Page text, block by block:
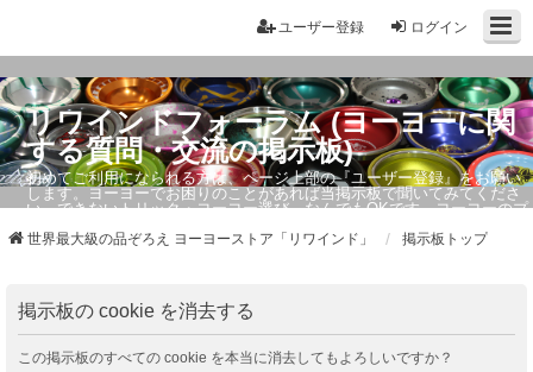
ログイン
ユーザー登録
リワインドフォーラム (ヨーヨーに関
する質問・交流の掲示板)
初めてご利用になられる方は、ページ上部の『ユーザー登録』をお願い
します。ヨーヨーでお困りのことがあれば当掲示板で聞いてみてくださ
い。できないトリック・ヨーヨー選び、なんでもOKです。ヨーヨーのプ
世界最大級の品ぞろえ ヨーヨーストア「リワインド」 掲示板トップ
掲示板の cookie を消去する
この掲示板のすべての cookie を本当に消去してもよろしいですか？